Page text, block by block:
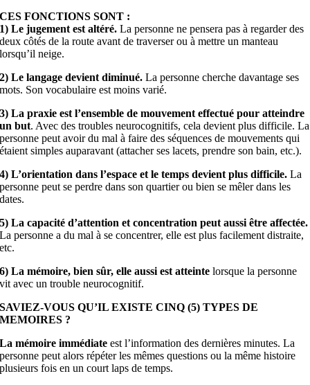
CES FONCTIONS SONT :
1) Le jugement est altéré. La personne ne pensera pas à regarder des
deux côtés de la route avant de traverser ou à mettre un manteau
lorsqu’il neige.
2) Le langage devient diminué. La personne cherche davantage ses
mots. Son vocabulaire est moins varié.
3) La praxie est l’ensemble de mouvement effectué pour atteindre
un but. Avec des troubles neurocognitifs, cela devient plus difficile. La
personne peut avoir du mal à faire des séquences de mouvements qui
étaient simples auparavant (attacher ses lacets, prendre son bain, etc.).
4) L’orientation dans l’espace et le temps devient plus difficile. La
personne peut se perdre dans son quartier ou bien se mêler dans les
dates.
5) La capacité d’attention et concentration peut aussi être affectée.
La personne a du mal à se concentrer, elle est plus facilement distraite,
etc.
6) La mémoire, bien sûr, elle aussi est atteinte lorsque la personne
vit avec un trouble neurocognitif.
SAVIEZ-VOUS QU’IL EXISTE CINQ (5) TYPES DE
MEMOIRES ?
La mémoire immédiate est l’information des dernières minutes. La
personne peut alors répéter les mêmes questions ou la même histoire
plusieurs fois en un court laps de temps.